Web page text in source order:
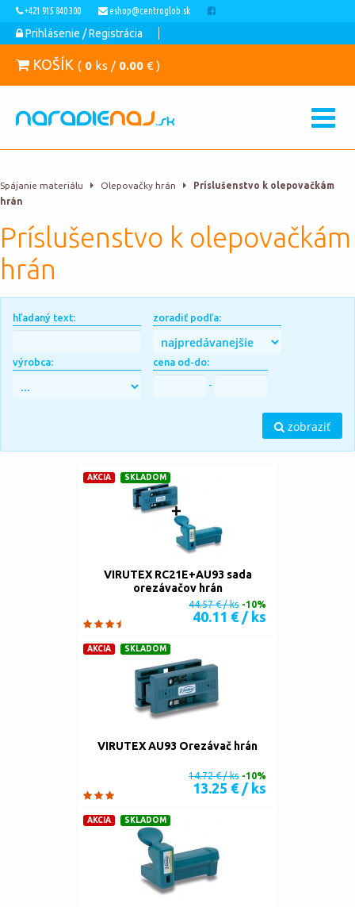
+421 915 840 300 eshop@centroglob.sk
Prihlásenie / Registrácia
KOŠÍK ( 0 ks / 0.00 € )
Spájanie materiálu Olepovačky hrán
Príslušenstvo k olepovačkám
hrán
Príslušenstvo k olepovačkám
hrán
hľadaný text: zoradiť podľa:
výrobca: cena od-do:
-
zobraziť
VIRUTEX RC21E+AU93 sada
orezávačov hrán
40.11 € / ks
44.57 € / ks -10%
AKCIA SKLADOM
VIRUTEX AU93 Orezávač hrán
13.25 € / ks
14.72 € / ks -10%
AKCIA SKLADOM
AKCIA SKLADOM